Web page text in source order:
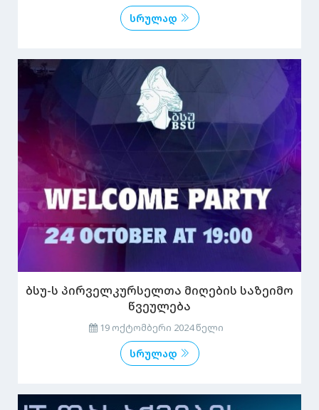
სრულად
ბსუ-ს პირველკურსელთა მიღების საზეიმო
წვეულება
19 ოქტომბერი 2024 წელი
სრულად